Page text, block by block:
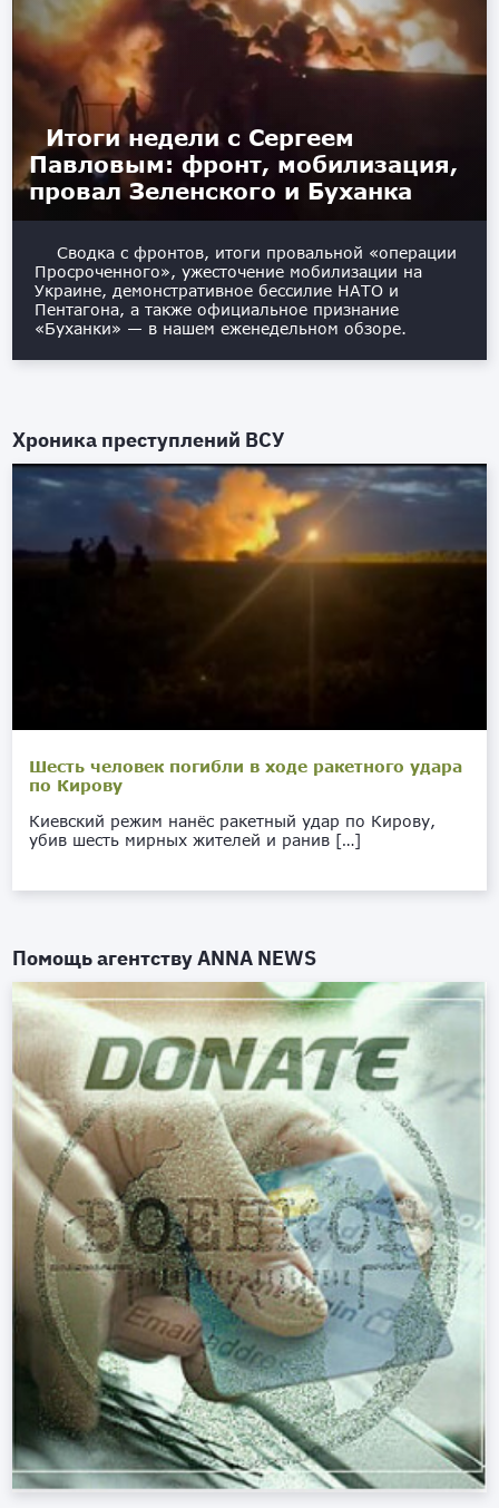
Итоги недели с Сергеем
Павловым: фронт, мобилизация,
провал Зеленского и Буханка
Сводка с фронтов, итоги провальной «операции
Просроченного», ужесточение мобилизации на
Украине, демонстративное бессилие НАТО и
Пентагона, а также официальное признание
«Буханки» — в нашем еженедельном обзоре.
Хроника преступлений ВСУ
Шесть человек погибли в ходе ракетного удара
по Кирову
Киевский режим нанёс ракетный удар по Кирову,
убив шесть мирных жителей и ранив […]
Помощь агентствуANNA NEWS